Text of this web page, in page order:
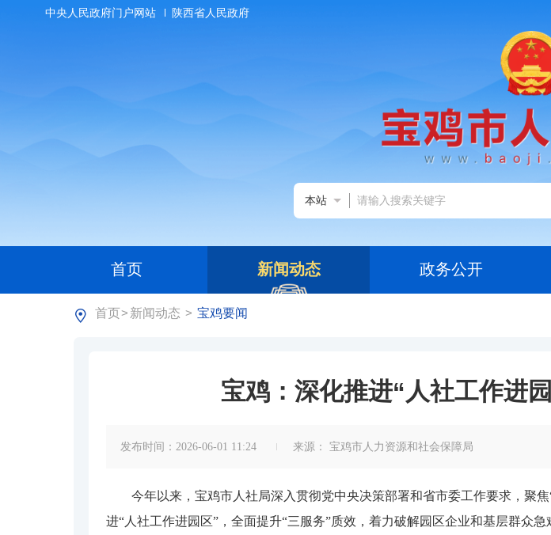
中央人民政府门户网站 陕西省人民政府
本站
首页 新闻动态 政务公开
首页> 新闻动态 > 宝鸡要闻
宝鸡：深化推进“人社工作进
发布时间：2026-06-01 11:24 来源： 宝鸡市人力资源和社会保障局
今年以来，宝鸡市人社局深入贯彻党中央决策部署和省市委工作要求，聚
进“人社工作进园区”，全面提升“三服务”质效，着力破解园区企业和基层群众